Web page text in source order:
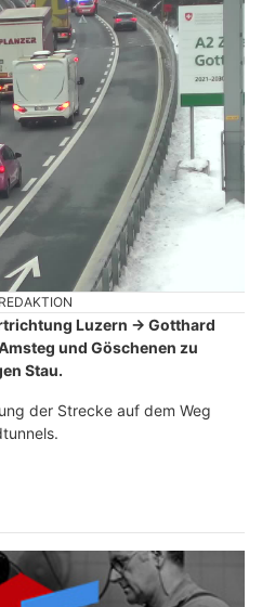
Luzern → Gotthard
und Göschenen zu
Stau.
der Strecke auf dem Weg